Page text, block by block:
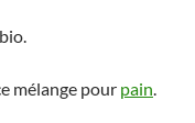
mélange pour pain.